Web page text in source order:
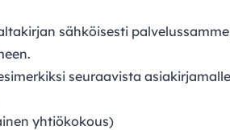
sähköisesti
seuraavista
yhtiökokous)